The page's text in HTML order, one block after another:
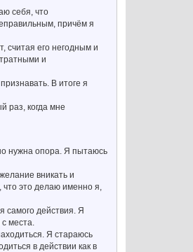
себя, что
причём я
считая его негодным и
и
В итоге я
раз, когда мне
нужна опора. Я пытаюсь
вникать и
что это делаю именно я,
самого действия. Я
места.
Я стараюсь
в действии как в